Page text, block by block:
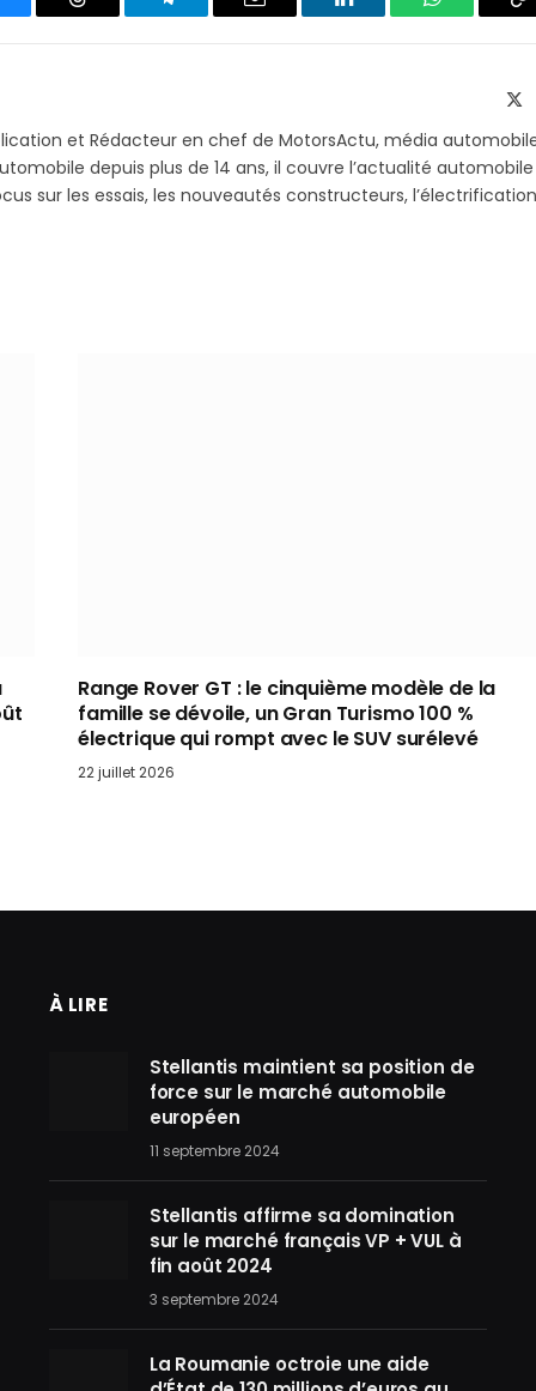
Threads
Partager
Email LinkedIn WhatsApp
et Rédacteur en chef de MotorsActu, média
depuis plus de 14 ans, il couvre l’actualité automobile
sur les essais, les nouveautés constructeurs,
Range Rover GT : le cinquième modèle de la
famille se dévoile, un Gran Turismo 100 %
électrique qui rompt avec le SUV surélevé
22 juillet 2026
À LIRE
Stellantis maintient sa position de
force sur le marché automobile
européen
11 septembre 2024
Stellantis affirme sa domination
sur le marché français VP + VUL à
fin août 2024
3 septembre 2024
La Roumanie octroie une aide